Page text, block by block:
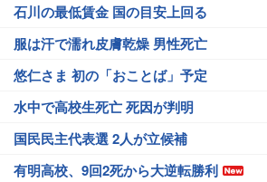
石川の最低賃金 国の目安上回る
服は汗で濡れ皮膚乾燥 男性死亡
悠仁さま 初の「おことば」予定
水中で高校生死亡 死因が判明
国民民主代表選 2人が立候補
有明高校、9回2死から大逆転勝利